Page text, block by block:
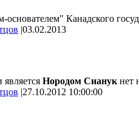
Канадского
|03.02.2013
Нородом Сианук нет
|27.10.2012 10:00:00